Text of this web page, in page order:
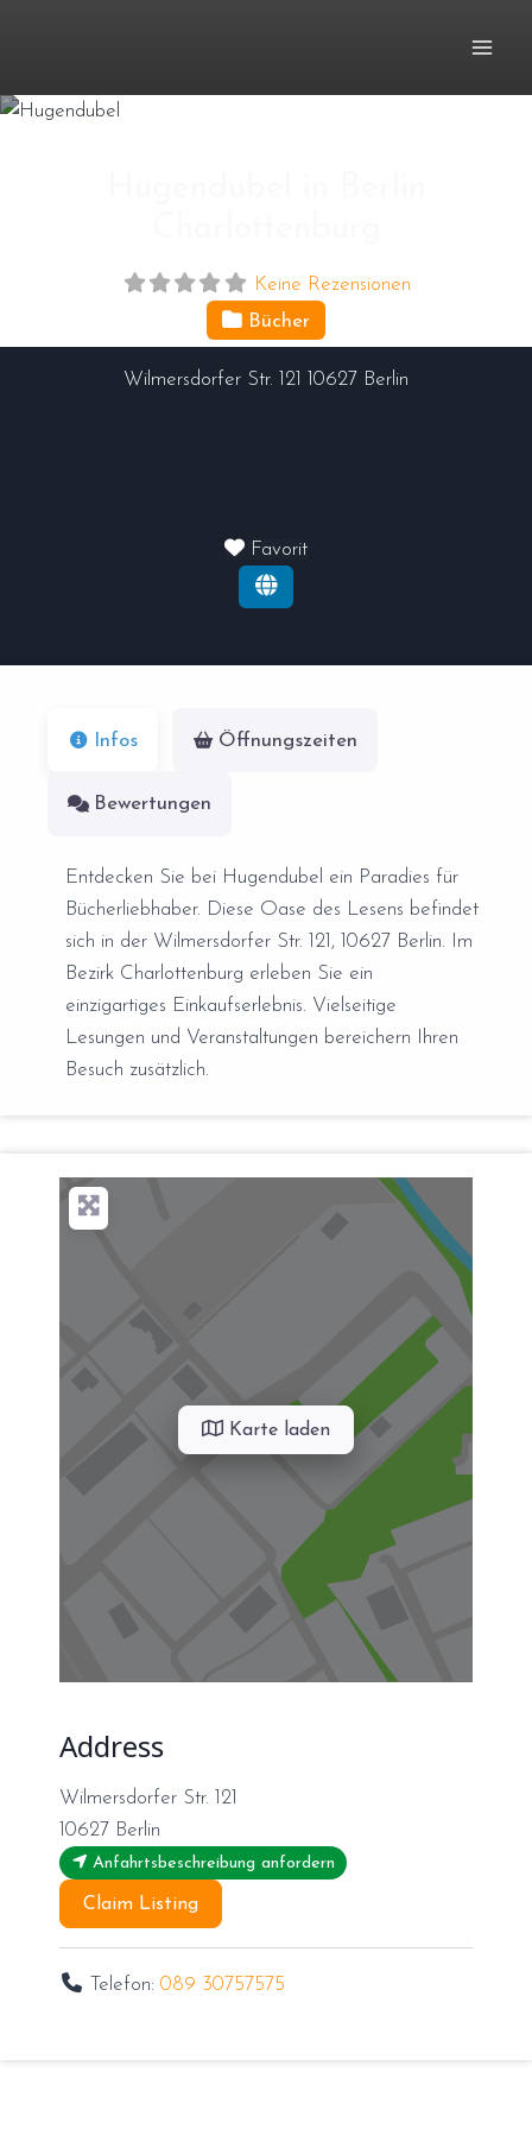
Keine Rezensionen
Bücher
Wilmersdorfer Str. 121 10627 Berlin
Favorit
Infos Öffnungszeiten
Bewertungen
Entdecken Sie bei Hugendubel ein Paradies für
Bücherliebhaber. Diese Oase des Lesens befindet
sich in der Wilmersdorfer Str. 121, 10627 Berlin. Im
Bezirk Charlottenburg erleben Sie ein
einzigartiges Einkaufserlebnis. Vielseitige
Lesungen und Veranstaltungen bereichern Ihren
Besuch zusätzlich.
Karte laden
Address
Wilmersdorfer Str. 121
10627 Berlin
Anfahrtsbeschreibung anfordern
Claim Listing
Telefon:089 30757575